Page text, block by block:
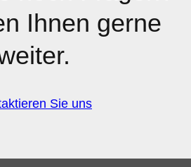
Ihnen gerne
Sie uns